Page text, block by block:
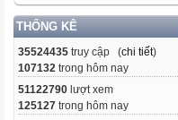
THỐNG KÊ
35524435 truy cập (chi tiết)
107132 trong hôm nay
51122790 lượt xem
125127 trong hôm nay